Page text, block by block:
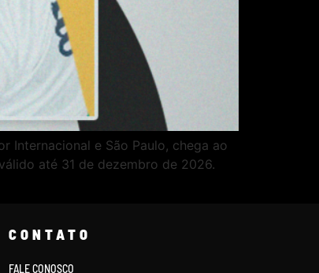
Internacional e São Paulo, chega ao
até 31 de dezembro de 2026.
CONTATO
FALE CONOSCO